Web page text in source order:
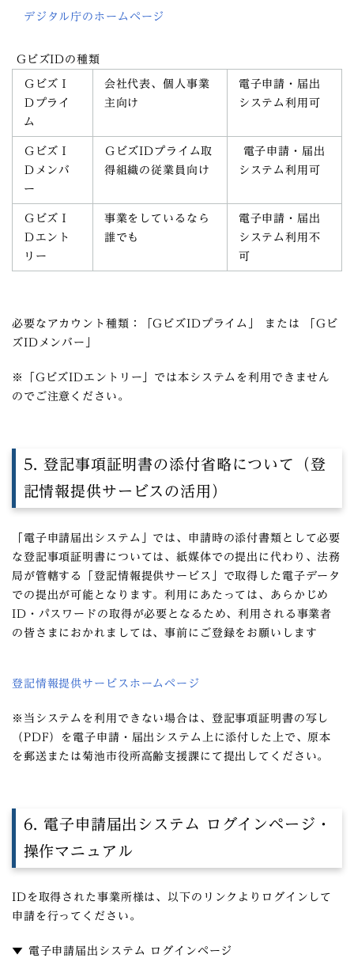
デジタル庁のホームページ
GビズIDの種類
ＧビズＩ
Ｄプライ
ム
会社代表、個人事業
主向け
電子申請・届出
システム利用可
ＧビズＩ
Ｄメンバ
ー
ＧビズIDプライム取
得組織の従業員向け
電子申請・届出
システム利用可
ＧビズＩ
Ｄエント
リー
事業をしているなら
誰でも
電子申請・届出
システム利用不
可
必要なアカウント種類：「GビズIDプライム 」 または 「Gビ
ズIDメンバー
※「GビズIDエントリー」では本システムを利用できません
のでご注意ください。
5. 登記事項証明書の添付省略について（登
記情報提供サービスの活用）
「電子申請届出システム」では、申請時の添付書類として必要
な登記事項証明書については、紙媒体での提出に代わり、法務
局が管轄する「登記情報提供サービス」で取得した電子データ
での提出が可能となります。利用にあたっては、あらかじめ
ID・パスワードの取得が必要となるため、利用される事業者
の皆さまにおかれましては、事前にご登録をお願いします
登記情報提供サービスホームページ
※当システムを利用できない場合は、登記事項証明書の写し
（PDF）を電子申請・届出システム上に添付した上で、原本
を郵送または菊池市役所高齢支援課にて提出してください。
6. 電子申請届出システム ログインページ・
操作マニュアル
IDを取得された事業所様は、以下のリンクよりログインして
申請を行ってください。
▼ 電子申請届出システム ログインページ